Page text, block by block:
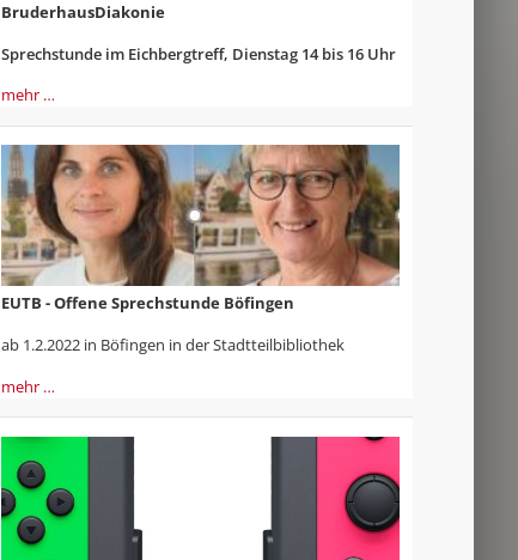
BruderhausDiakonie
Sprechstunde im Eichbergtreff, Dienstag 14 bis 16 Uhr
mehr …
EUTB - Offene Sprechstunde Böfingen
ab 1.2.2022 in Böfingen in der Stadtteilbibliothek
mehr …